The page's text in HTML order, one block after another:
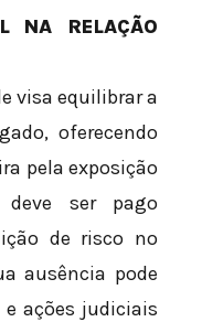
NA RELAÇÃO
visa equilibrar a
oferecendo
pela exposição
ser pago
de risco no
ausência pode
ações judiciais